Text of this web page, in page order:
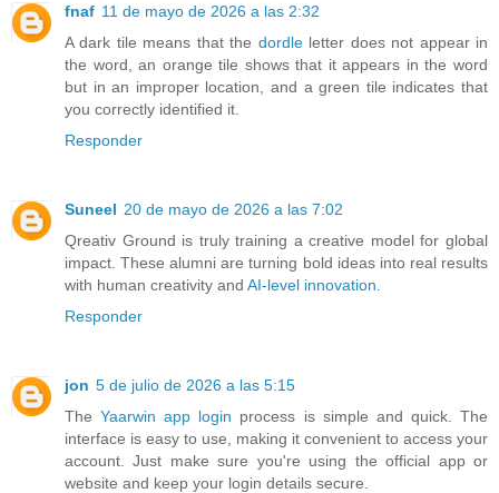
fnaf 11 de mayo de 2026 a las 2:32
A dark tile means that the dordleletter does not appear in
the word, an orange tile shows that it appears in the word
but in an improper location, and a green tile indicates that
you correctly identified it.
Responder
Suneel 20 de mayo de 2026 a las 7:02
Qreativ Ground is truly training a creative model for global
impact. These alumni are turning bold ideas into real results
with human creativity and AI-level innovation
Responder
jon 5 de julio de 2026 a las 5:15
TheYaarwin app login process is simple and quick. The
interface is easy to use, making it convenient to access your
account. Just make sure you're using the official app or
website and keep your login details secure.